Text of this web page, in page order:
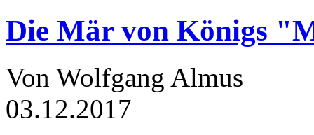
Die Mär von Königs
Von Wolfgang Almus
03.12.2017